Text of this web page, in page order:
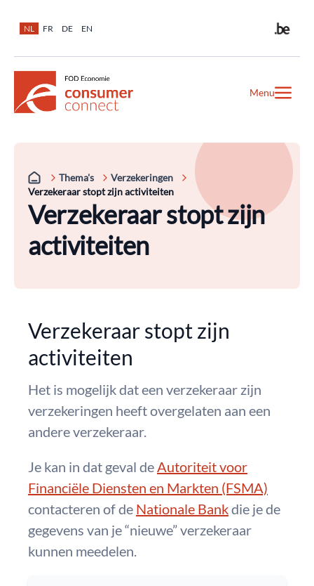
NL FR DE EN
Menu
Thema's
Verzekeringen
Verzekeraar stopt zijn activiteiten
Verzekeraar stopt zijn
activiteiten
Verzekeraar stopt zijn
activiteiten
Het is mogelijk dat een verzekeraar zijn
verzekeringen heeft overgelaten aan een
andere verzekeraar.
Je kan in dat geval deAutoriteit voor
Financiële Diensten en Markten (FSMA)
contacteren of de Nationale Bankdie je de
gegevens van je “nieuwe” verzekeraar
kunnen meedelen.